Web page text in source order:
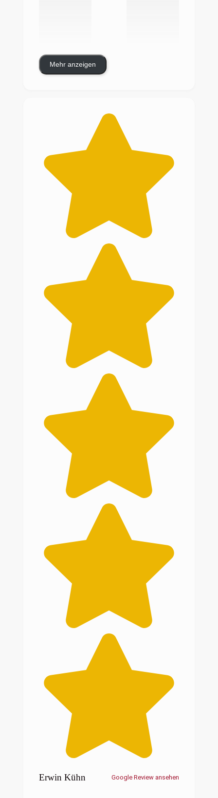
neuen Dachhimmel gesucht, da sich der
Stoff gelöst hatte und schon ein ganzes
Stück herunter hing.
Nach kurzer Suche bin ich dann auf die
Webseite von Melanie gestoßen, die
zum einen sehr ansprechend aussah und
zum anderen die Möglichkeit bietet, die
eigenen Wünsche individuell mit
einfließen zu lassen.
Kurzerhand hatte ich Melanie angerufen
und mich ausführlich von ihr beraten
lassen. Es wahr mehr als angenehm sich
mit ihr zu unterhalten, da sie sehr
kommunikativ ist und die
dementsprechende Fachexpertise
besitzt.
Der gewünschte GFK Dachhimmel, in
dunkel grauem Kunstleder, gesteppt mit
schwarzen Nähten, schaut echt
fantastisch aus und kam in nur 7
Ich kann die Arbeit von Melanie wirklich
jedem empfehlen, denn in der kurzen
Zeit, für so einen günstigen Preis und
diese super Qualität, wird es sehr sehr
schwer sein, etwas vergleichbares zu
finden. Deshalb, immer gerne wieder.
Mehr anzeigen
Erwin Kühn Google Review ansehen